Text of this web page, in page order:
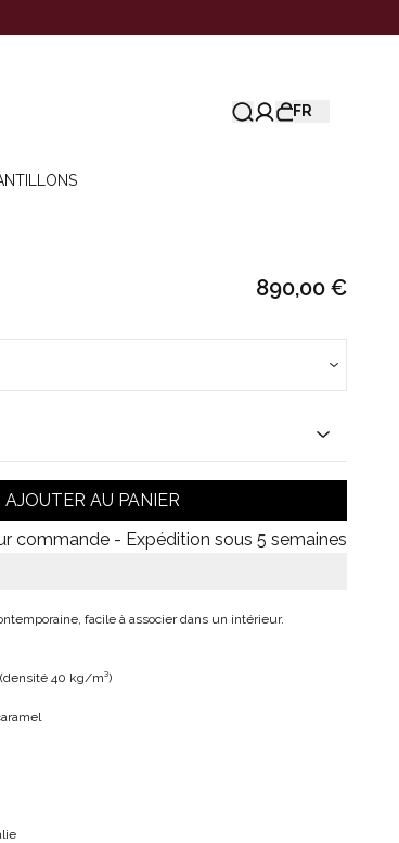
FR
890,00 €
AJOUTER AU PANIER
commande - Expédition sous 5 semaines
facile à associer dans un intérieur.
40 kg/m³)